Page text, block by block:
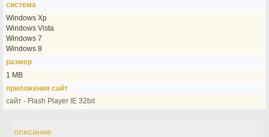
система
Windows Xp
Windows Vista
Windows 7
Windows 8
размер
1 MB
приложения сайт
сайт - Flash Player IE 32bit
описание